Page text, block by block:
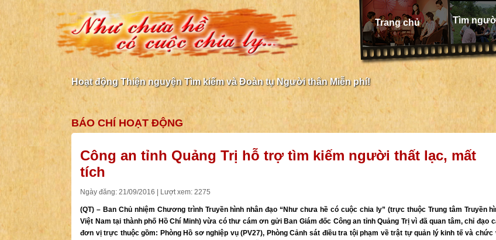
Trang chủ Tìm
Hoạt động Thiện nguyện Tìm kiếm và Đoàn tụ Người thân Miễn phí!
BÁO CHÍ HOẠT ĐỘNG
Công an tỉnh Quảng Trị hỗ trợ tìm kiếm người thất lạc, mất
tích
Ngày đăng: 21/09/2016 | Lượt xem: 2275
(QT) – Ban Chủ nhiệm Chương trình Truyền hình nhân đạo “Như chưa hề có cuộc chia ly” (trực thuộc Trung tâm Truyền
Việt Nam tại thành phố Hồ Chí Minh) vừa có thư cám ơn gửi Ban Giám đốc Công an tỉnh Quảng Trị vì đã quan tâm, chỉ đạo
đơn vị trực thuộc gồm: Phòng Hồ sơ nghiệp vụ (PV27), Phòng Cảnh sát điều tra tội phạm về trật tự quản lý kinh tế và chức